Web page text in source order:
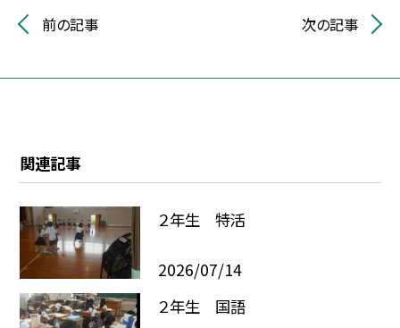
前の記事 次の記事
関連記事
２年生 特活
2026/07/14
２年生 国語